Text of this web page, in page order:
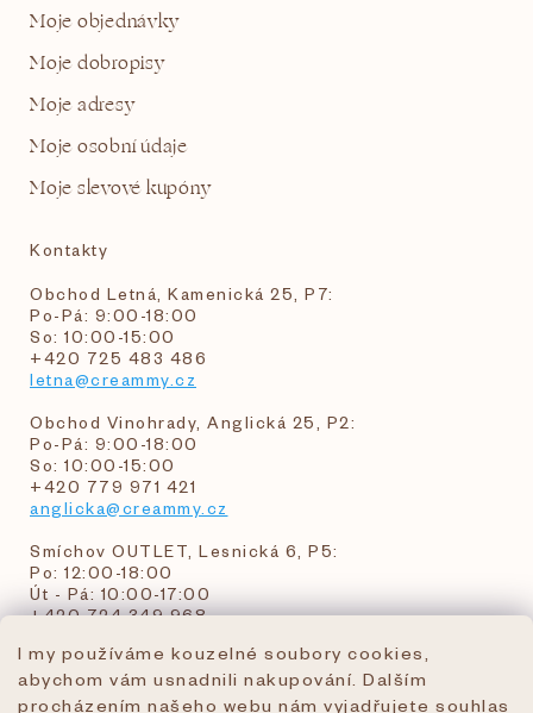
I my používáme kouzelné soubory cookies,
abychom vám usnadnili nakupování. Dalším
procházením našeho webu nám vyjadřujete souhlas
Moje objednávky
Moje dobropisy
Moje adresy
Moje osobní údaje
Moje slevové kupóny
Kontakty
Obchod Letná, Kamenická 25, P7:
Po-Pá: 9:00-18:00
So: 10:00-15:00
+420 725 483 486
letna@creammy.cz
Obchod Vinohrady, Anglická 25, P2:
Po-Pá: 9:00-18:00
So: 10:00-15:00
+420 779 971 421
anglicka@creammy.cz
Smíchov OUTLET, Lesnická 6, P5:
Po: 12:00-18:00
Út - Pá: 10:00-17:00
+420 724 349 968
objednavky@creammy.cz